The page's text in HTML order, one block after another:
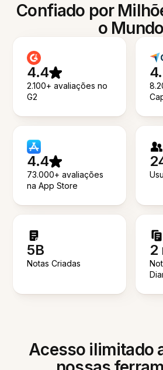
Confiado por
o Mundo
4.4
2.100+ avaliações no
G2
4.4
73.000+ avaliações
na App Store
5B
Notas Criadas
2
Acesso ilimitado